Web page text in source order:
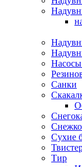
Санки
Сухие
Тир